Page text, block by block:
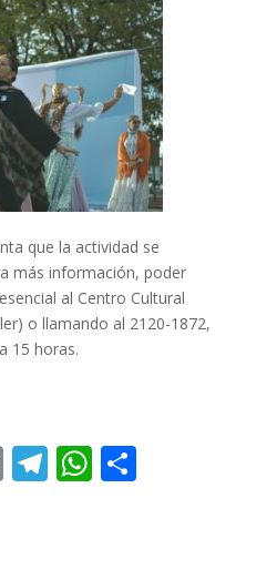
que la actividad se
más información, poder
al Centro Cultural
o llamando al 2120-1872,
15 horas.
E T W C